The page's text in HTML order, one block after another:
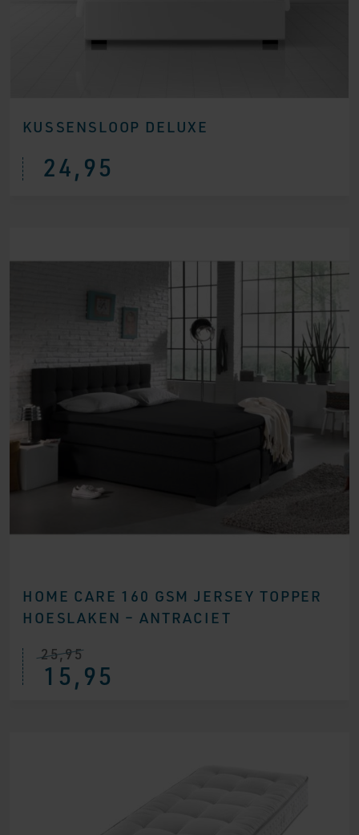
KUSSENSLOOP DELUXE
24,95
HOME CARE 160 GSM JERSEY TOPPER
HOESLAKEN – ANTRACIET
25,95
15,95